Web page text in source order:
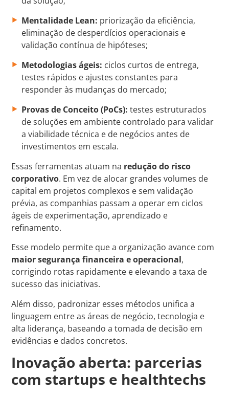
Mentalidade Lean: priorização da eficiência,
eliminação de desperdícios operacionais e
validação contínua de hipóteses;
Metodologias ágeis: ciclos curtos de entrega,
testes rápidos e ajustes constantes para
responder às mudanças do mercado;
Provas de Conceito (PoCs): testes estruturados
de soluções em ambiente controlado para validar
a viabilidade técnica e de negócios antes de
investimentos em escala.
Essas ferramentas atuam na redução do risco
corporativo. Em vez de alocar grandes volumes de
capital em projetos complexos e sem validação
prévia, as companhias passam a operar em ciclos
ágeis de experimentação, aprendizado e
refinamento.
Esse modelo permite que a organização avance com
maior segurança financeira e operacional,
corrigindo rotas rapidamente e elevando a taxa de
sucesso das iniciativas.
Além disso, padronizar esses métodos unifica a
linguagem entre as áreas de negócio, tecnologia e
alta liderança, baseando a tomada de decisão em
evidências e dados concretos.
Inovação aberta: parcerias
com startups e healthtechs